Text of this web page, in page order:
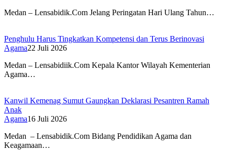
Medan – Lensabidik.Com Jelang Peringatan Hari Ulang Tahun…
Penghulu Harus Tingkatkan Kompetensi dan Terus Berinovasi
Agama22 Juli 2026
Medan – Lensabidiik.Com Kepala Kantor Wilayah Kementerian
Agama…
Kanwil Kemenag Sumut Gaungkan Deklarasi Pesantren Ramah
Anak
Agama16 Juli 2026
Medan – Lensabidik.Com Bidang Pendidikan Agama dan
Keagamaan…